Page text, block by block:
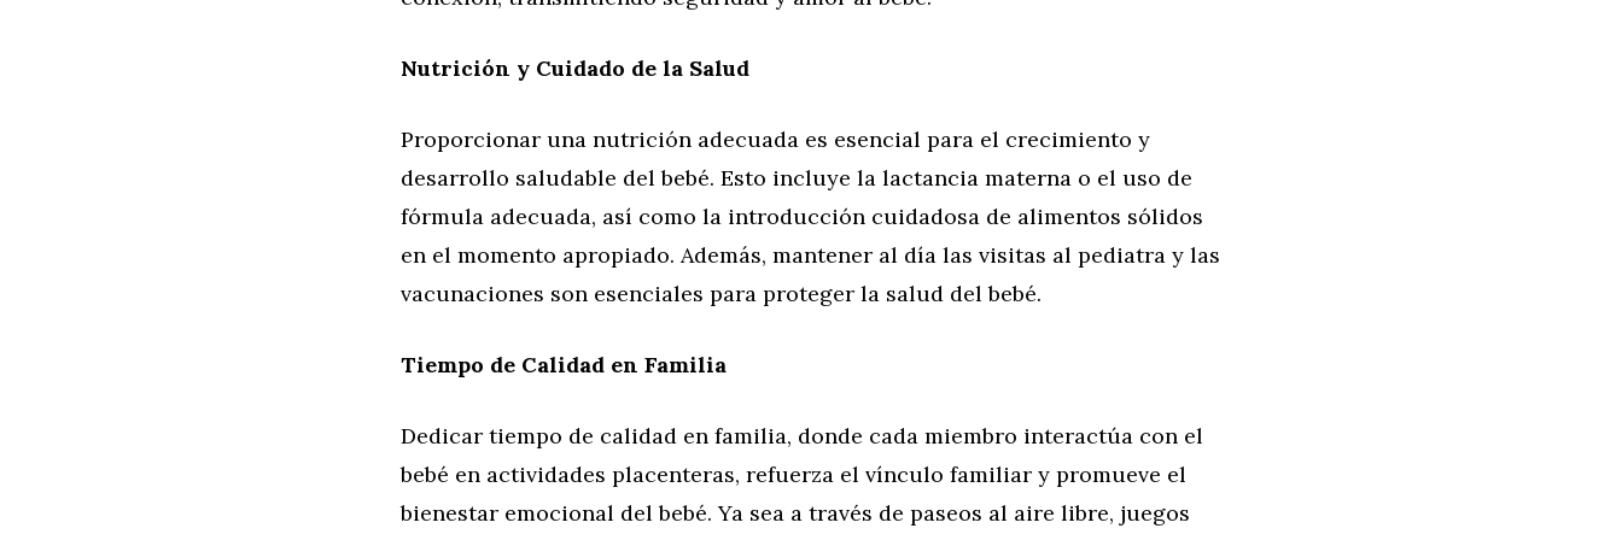
Nutrición y Cuidado de la Salud
Proporcionar una nutrición adecuada es esencial para el crecimiento y
desarrollo saludable del bebé. Esto incluye la lactancia materna o el uso de
fórmula adecuada, así como la introducción cuidadosa de alimentos sólidos
en el momento apropiado. Además, mantener al día las visitas al pediatra y las
vacunaciones son esenciales para proteger la salud del bebé.
Tiempo de Calidad en Familia
Dedicar tiempo de calidad en familia, donde cada miembro interactúa con el
bebé en actividades placenteras, refuerza el vínculo familiar y promueve el
bienestar emocional del bebé. Ya sea a través de paseos al aire libre, juegos